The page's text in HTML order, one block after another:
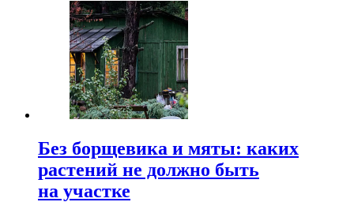
Без борщевика и мяты: каких
растений не должно быть
на участке